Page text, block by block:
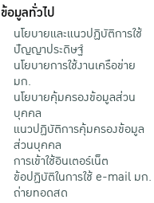
ข้อมูลทั่วไป
นโยบายและแนวปฏิบัติการใช้
ปัญญาประดิษฐ์
นโยบายการใช้งานเครือข่าย
มก.
นโยบายคุ้มครองข้อมูลส่วน
บุคคล
แนวปฏิบัติการคุ้มครองข้อมูล
ส่วนบุคคล
การเข้าใช้อินเตอร์เน็ต
ข้อปฏิบัติในการใช้ e-mail มก.
ถ่ายทอดสด